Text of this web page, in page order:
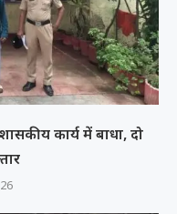
कार्य में बाधा, दो